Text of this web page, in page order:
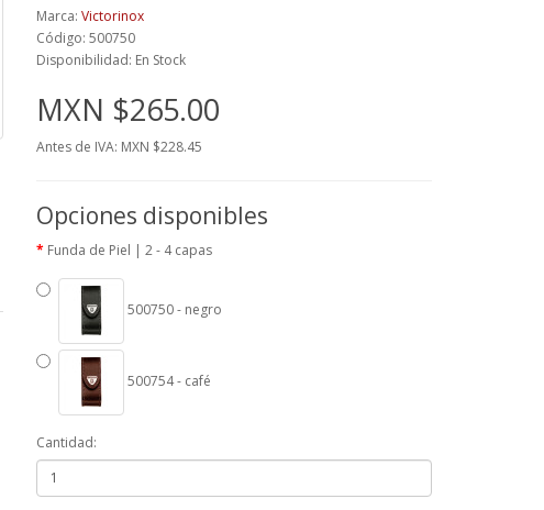
Marca: Victorinox
Código: 500750
Disponibilidad: En Stock
MXN $265.00
Antes de IVA: MXN $228.45
Opciones disponibles
Funda de Piel | 2 - 4 capas
500750 - negro
500754 - café
Cantidad: